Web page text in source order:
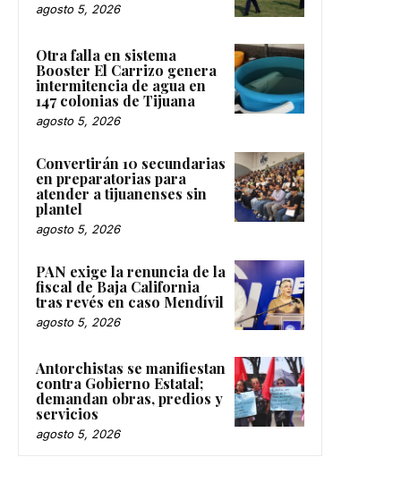
agosto 5, 2026
Otra falla en sistema
Booster El Carrizo genera
intermitencia de agua en
147 colonias de Tijuana
agosto 5, 2026
Convertirán 10 secundarias
en preparatorias para
atender a tijuanenses sin
plantel
agosto 5, 2026
PAN exige la renuncia de la
fiscal de Baja California
tras revés en caso Mendívil
agosto 5, 2026
Antorchistas se manifiestan
contra Gobierno Estatal;
demandan obras, predios y
servicios
agosto 5, 2026